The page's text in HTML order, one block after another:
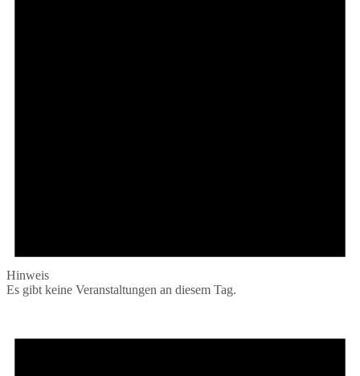
Hinweis
Es gibt keine Veranstaltungen an diesem Tag.